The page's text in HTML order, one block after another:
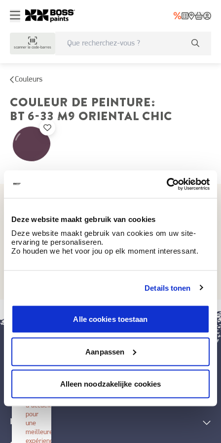
Deze website maakt gebruik van cookies
Deze website maakt gebruik van cookies om uw site-
ervaring te personaliseren.
Zo houden we het voor jou op elk moment interessant.
Details tonen
Alle cookies toestaan
Aanpassen
Alleen noodzakelijke cookies
scanner le code-barres
Couleurs
COULEUR DE PEINTURE:
BT 6-33 M9 ORIENTAL CHIC
Techniques décoratives
Inspiration
BOSS
application
écran
d'accueil
pour
une
meilleure
expérience.
fermer